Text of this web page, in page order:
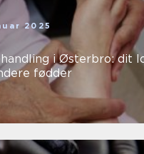
2025
i Østerbro: dit
fødder